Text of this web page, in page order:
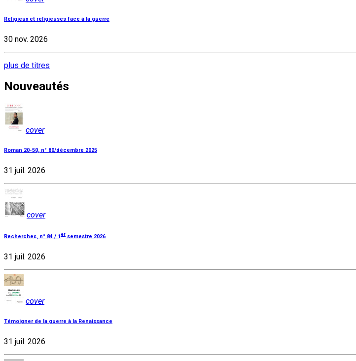
Religieux et religieuses face à la guerre
30 nov. 2026
plus de titres
Nouveautés
cover
Roman 20-50, n° 80/décembre 2025
31 juil. 2026
cover
Recherches, n° 84 / 1er semestre 2026
31 juil. 2026
cover
Témoigner de la guerre à la Renaissance
31 juil. 2026